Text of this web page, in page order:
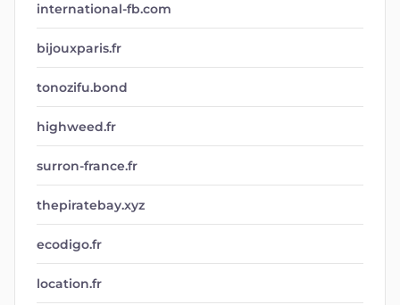
international-fb.com
bijouxparis.fr
tonozifu.bond
highweed.fr
surron-france.fr
thepiratebay.xyz
ecodigo.fr
location.fr